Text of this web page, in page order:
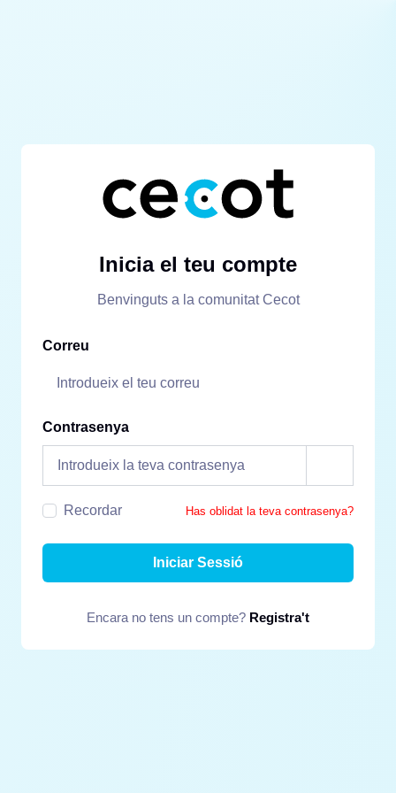
Inicia el teu compte
Benvinguts a la comunitat Cecot
Correu
Contrasenya
Recordar Has oblidat la teva contrasenya?
Iniciar Sessió
Encara no tens un compte? Registra't